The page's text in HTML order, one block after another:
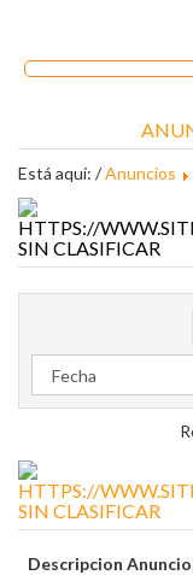
Está aquí: /Anuncios
SIN CLASIFICAR
SIN CLASIFICAR
Descripcion Anuncio